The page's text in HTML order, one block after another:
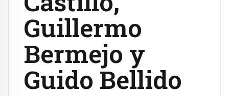
Guillermo
Bermejo y
Guido Bellido